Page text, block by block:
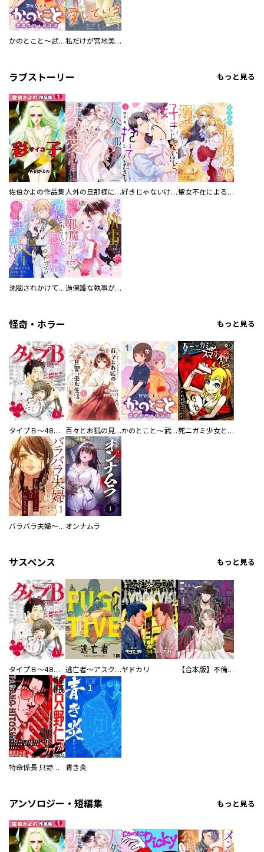
かのとこと～武蔵花町怪話譚～ 【連載版】 私だけが宮地美雪を愛している 【連載版】
ラブストーリー もっと見る
佐伯かよの作品集 人外の旦那様に娶られ毎晩ナカまで愛される…。アンソロジー 好きじゃないけど、抱いてください【電子単行本版／特典おまけ付き】 聖女不在による仮初め婚なのに、不器用な王太子に溺愛されています【電子単行本版／特典おまけ付き】
洗脳されかけていた悪役令嬢ですが家出を決意しました。【電子単行本版／特典おまけ付き】 過保護な執事が私の婚活を邪魔してきます！ 分冊版
怪奇・ホラー もっと見る
タイプＢ～48時間後、致死率100％～【単話】 百々とお狐の見習い巫女生活【単行本版】 かのとこと～武蔵花町怪話譚～ 【連載版】 死ニガミ少女とスマホ神
バラバラ夫婦～手足をなくした夫はまだ生きてる オンナムラ
サスペンス もっと見る
タイプＢ～48時間後、致死率100％～【単話】 逃亡者～アスクレピオスの杖～ヤドカリ 【合本版】不倫処刑
特命係長 只野仁ファイナル 愛蔵版 青き炎
アンソロジー・短編集 もっと見る